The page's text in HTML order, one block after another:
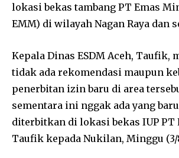
lokasi bekas tambang PT Emas
EMM) di wilayah Nagan Raya dan
Kepala Dinas ESDM Aceh, Taufik,
tidak ada rekomendasi maupun
penerbitan izin baru di area
sementara ini nggak ada yang
diterbitkan di lokasi bekas IUP PT
Taufik kepada Nukilan, Minggu (3/